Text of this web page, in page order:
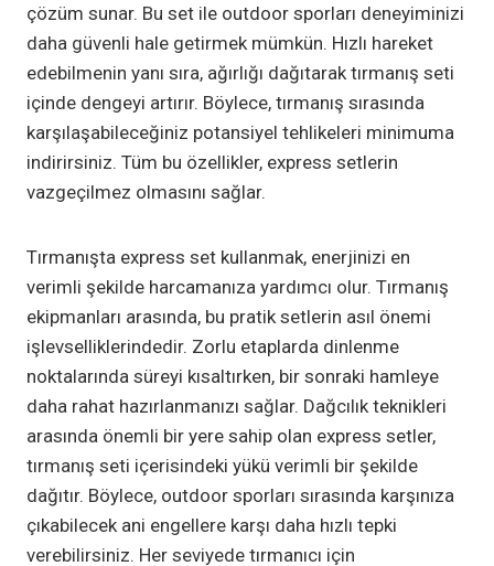
çözüm sunar. Bu set ile outdoor sporları deneyiminizi
daha güvenli hale getirmek mümkün. Hızlı hareket
edebilmenin yanı sıra, ağırlığı dağıtarak tırmanış seti
içinde dengeyi artırır. Böylece, tırmanış sırasında
karşılaşabileceğiniz potansiyel tehlikeleri minimuma
indirirsiniz. Tüm bu özellikler, express setlerin
vazgeçilmez olmasını sağlar.
Tırmanışta express set kullanmak, enerjinizi en
verimli şekilde harcamanıza yardımcı olur. Tırmanış
ekipmanları arasında, bu pratik setlerin asıl önemi
işlevselliklerindedir. Zorlu etaplarda dinlenme
noktalarında süreyi kısaltırken, bir sonraki hamleye
daha rahat hazırlanmanızı sağlar. Dağcılık teknikleri
arasında önemli bir yere sahip olan express setler,
tırmanış seti içerisindeki yükü verimli bir şekilde
dağıtır. Böylece, outdoor sporları sırasında karşınıza
çıkabilecek ani engellere karşı daha hızlı tepki
verebilirsiniz. Her seviyede tırmanıcı için